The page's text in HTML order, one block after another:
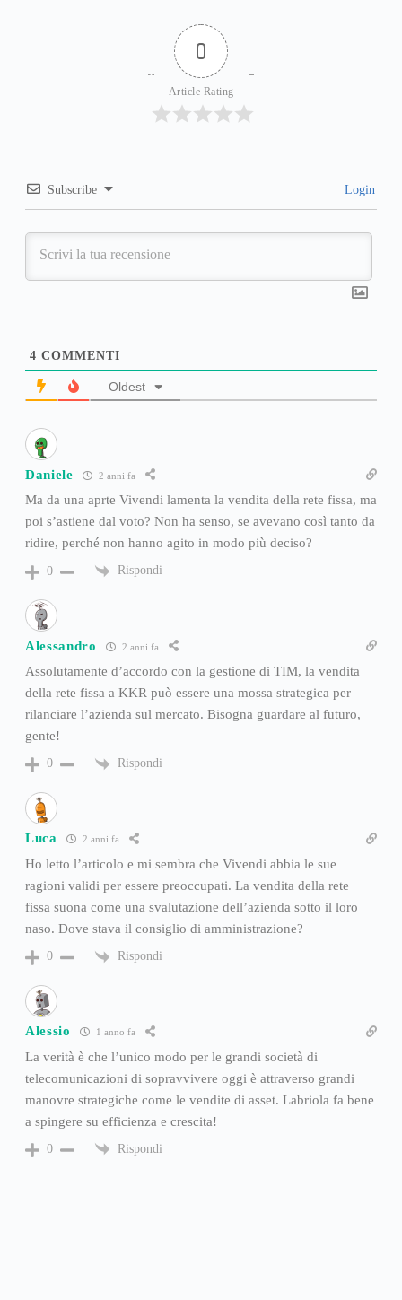
0
Article Rating
Subscribe Login
4 COMMENTI
Oldest
Daniele 2 anni fa
Ma da una aprte Vivendi lamenta la vendita della rete fissa, ma
poi s’astiene dal voto? Non ha senso, se avevano così tanto da
ridire, perché non hanno agito in modo più deciso?
0 Rispondi
Alessandro 2 anni fa
Assolutamente d’accordo con la gestione di TIM, la vendita
della rete fissa a KKR può essere una mossa strategica per
rilanciare l’azienda sul mercato. Bisogna guardare al futuro,
gente!
0 Rispondi
Luca 2 anni fa
Ho letto l’articolo e mi sembra che Vivendi abbia le sue
ragioni validi per essere preoccupati. La vendita della rete
fissa suona come una svalutazione dell’azienda sotto il loro
naso. Dove stava il consiglio di amministrazione?
0 Rispondi
Alessio 1 anno fa
La verità è che l’unico modo per le grandi società di
telecomunicazioni di sopravvivere oggi è attraverso grandi
manovre strategiche come le vendite di asset. Labriola fa bene
a spingere su efficienza e crescita!
0 Rispondi